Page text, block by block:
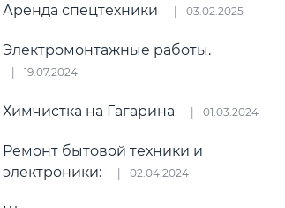
Аренда спецтехники 03.02.2025
Электромонтажные работы.
19.07.2024
Химчистка на Гагарина 01.03.2024
Ремонт бытовой техники и
электроники:
02.04.2024